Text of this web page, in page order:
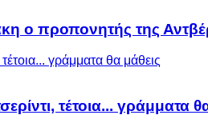
ο προπονητής της
τέτοια... γράμματα